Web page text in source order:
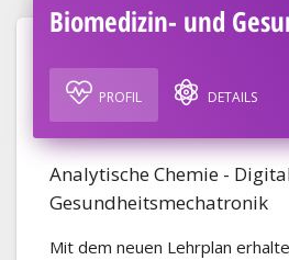
Biomedizin- und
PROFIL DETAILS
Analytische Chemie -
Gesundheitsmechatronik
Mit dem neuen Lehrplan